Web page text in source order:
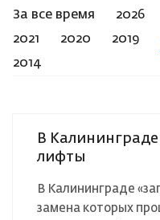
За все время 2026
2021
2020 2019
2014
В
лифты
В Калининграде
замена которых